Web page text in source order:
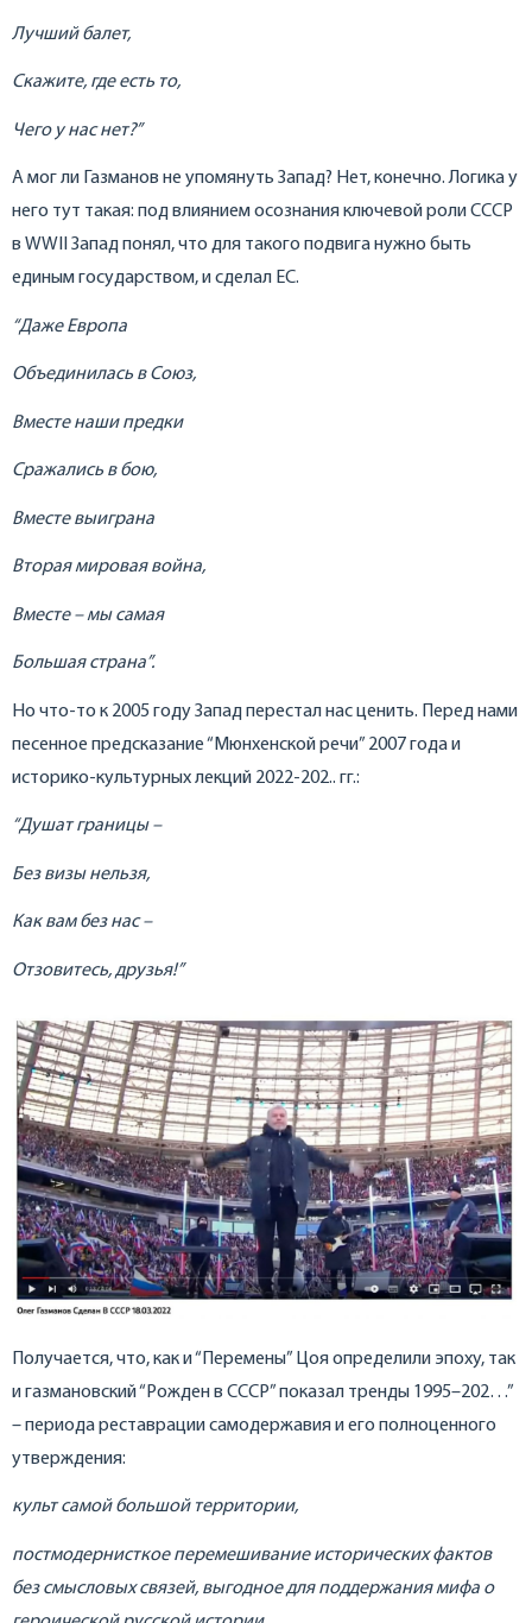
Лучший балет,
Скажите, где есть то,
Чего у нас нет?”
А мог ли Газманов не упомянуть Запад? Нет, конечно. Логика у
него тут такая: под влиянием осознания ключевой роли СССР
в WWII Запад понял, что для такого подвига нужно быть
единым государством, и сделал ЕС.
“Даже Европа
Объединилась в Союз,
Вместе наши предки
Сражались в бою,
Вместе выиграна
Вторая мировая война,
Вместе – мы самая
Большая страна”.
Но что-то к 2005 году Запад перестал нас ценить. Перед нами
песенное предсказание “Мюнхенской речи” 2007 года и
историко-культурных лекций 2022-202.. гг.:
“Душат границы –
Без визы нельзя,
Как вам без нас –
Отзовитесь, друзья!”
Получается, что, как и “Перемены” Цоя определили эпоху, так
и газмановский “Рожден в СССР” показал тренды 1995–202…”
– периода реставрации самодержавия и его полноценного
утверждения:
культ самой большой территории,
постмодернисткое перемешивание исторических фактов
без смысловых связей, выгодное для поддержания мифа о